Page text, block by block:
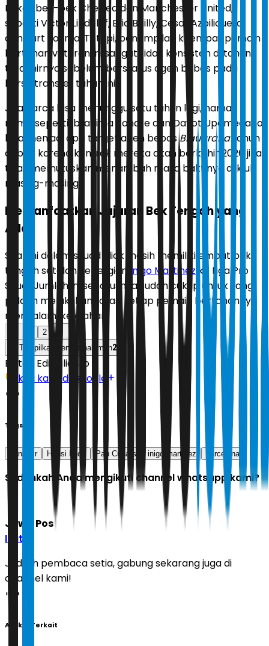
Bekas bek-bek Chelsea dan Manchester United,
seperti Victor Lindelof, Eric Bailly, Cesar Azpilicueta,
dan Kurt Zouma. Tetapi, penampilan keempat pemain
bertahan veteran ini sangat tidak konsisten di tahun
terakhirnya sebelum berstatus agen bebas pada
bursa transfer tahun ini.
Jika Barca bisa menunggu satu tahun lagi, nama-
nama seperti Ibrahima Konate dan Dayot Upamecano
bisa menjadi opsi target agen bebasBlaugrana tahun
depan karena kontrak mereka akan berkahir 2026 jika
tidak memutuskan menambah masa baktinya di klub
masing-masing.
Memanfaatkan Jajaran Bek Tengah yang
Ada
Saat ini dalam skuad Flick masih memiliki empat bek
tengah setelah kepergian Inigo Martinez ke Liga Pro
Saudi. Jumlah ini seharusnya sudah cukup untuk sang
pelatih melakukan rotasi setiap pemain bertahannya
mengalami kelelahan.
2
Tampilkan semua halaman2
Editor: Edi Yulianto
Ikuti kami di Google
Tags
al-nassr Hansi Flick Pau Cubarsi inigo martinez barcelona
Sudahkah Anda mengikuti channel whatsapp kami?
Jawa Pos
Ikuti
Jadilah pembaca setia, gabung sekarang juga di
channel kami!
Artikel Terkait